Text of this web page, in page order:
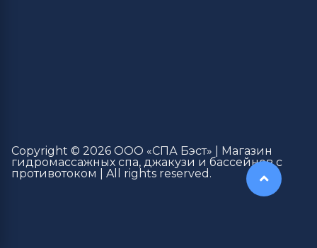
Copyright © 2026 ООО «СПА Бэст» | Магазин
гидромассажных спа, джакузи и бассейнов с
противотоком | All rights reserved.